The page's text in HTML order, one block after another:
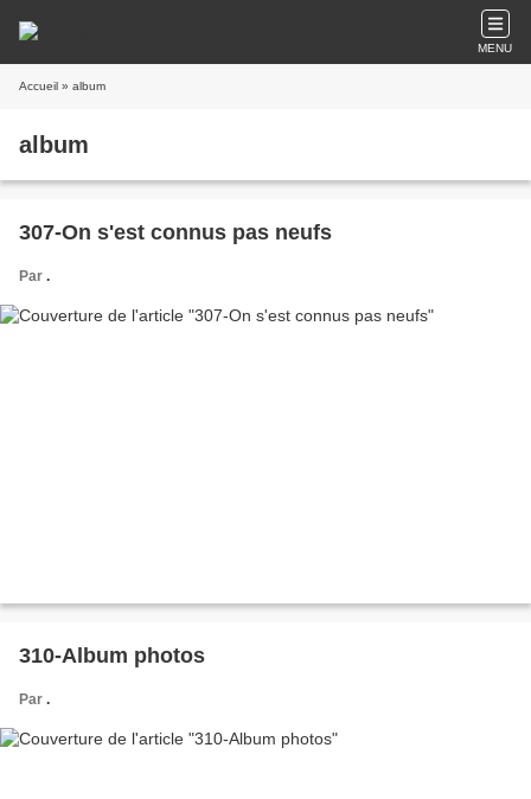
MENU
Accueil » album
album
307-On s'est connus pas neufs
Par .
310-Album photos
Par .